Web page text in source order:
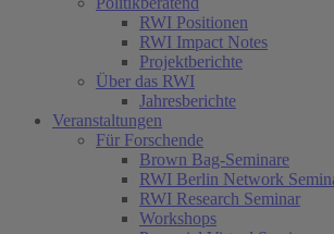
RWI Positionen
RWI Impact Notes
Projektberichte
Über das RWI
Jahresberichte
Veranstaltungen
Für Forschende
Brown Bag-Seminare
RWI Berlin Network
RWI Research Seminar
Workshops